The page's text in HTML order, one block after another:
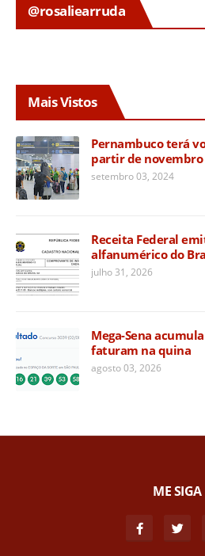
@rosaliearruda
Mais Vistos
Pernambuco terá
partir de novembro
setembro 03, 2024
Receita Federal
alfanumérico do
julho 31, 2026
Mega-Sena
faturam na quina
agosto 03, 2026
ME SIGA